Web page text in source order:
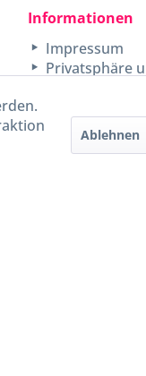
Informationen
Impressum
Privatsphäre
Ablehnen